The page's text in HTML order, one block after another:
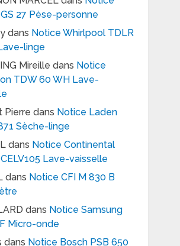
27 Pèse-personne
dans Notice Whirlpool TDLR
linge
Mireille dans Notice
TDW 60 WH Lave-
Pierre dans Notice Laden
Sèche-linge
dans Notice Continental
Lave-vaisselle
dans Notice CFI M 830 B
dans Notice Samsung
Micro-onde
dans Notice Bosch PSB 650